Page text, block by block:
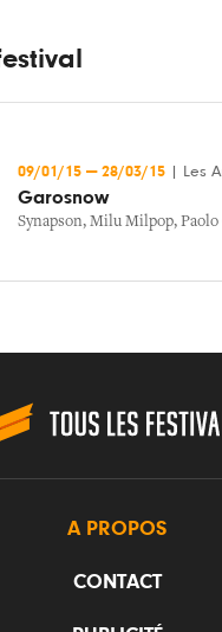
09/01/15 — 28/03/15 Les
Garosnow
Synapson, Milu Milpop, Paolo
A PROPOS
CONTACT